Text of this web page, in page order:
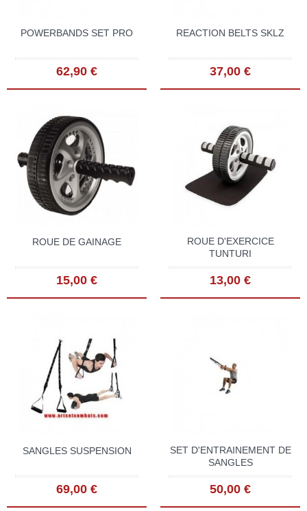
POWERBANDS SET PRO
62,90 €
REACTION BELTS SKLZ
37,00 €
ROUE DE GAINAGE
15,00 €
ROUE D'EXERCICE
TUNTURI
13,00 €
SANGLES SUSPENSION
69,00 €
SET D'ENTRAINEMENT DE
SANGLES
50,00 €